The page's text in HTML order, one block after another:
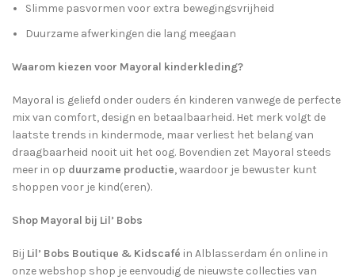
Slimme pasvormen voor extra bewegingsvrijheid
Duurzame afwerkingen die lang meegaan
Waarom kiezen voor Mayoral kinderkleding?
Mayoral is geliefd onder ouders én kinderen vanwege de perfecte
mix van comfort, design en betaalbaarheid. Het merk volgt de
laatste trends in kindermode, maar verliest het belang van
draagbaarheid nooit uit het oog. Bovendien zet Mayoral steeds
meer in op duurzame productie, waardoor je bewuster kunt
shoppen voor je kind(eren).
Shop Mayoral bij Lil’ Bobs
Bij Lil’ Bobs Boutique & Kidscafé in Alblasserdam én online in
onze webshop shop je eenvoudig de nieuwste collecties van